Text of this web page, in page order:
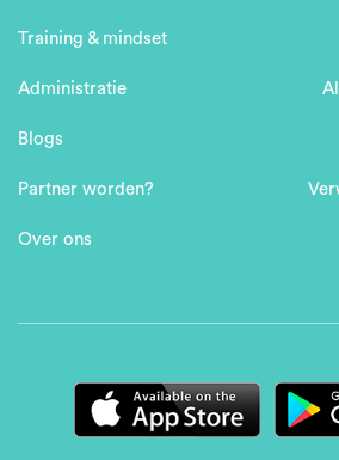
Training & mindset
Administratie
Blogs
Partner worden?
Over ons